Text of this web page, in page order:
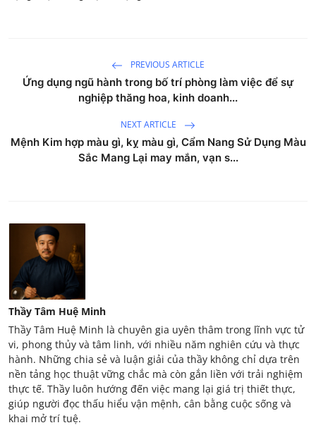
PREVIOUS ARTICLE
Ứng dụng ngũ hành trong bố trí phòng làm việc để sự
nghiệp thăng hoa, kinh doanh...
NEXT ARTICLE
Mệnh Kim hợp màu gì, kỵ màu gì, Cẩm Nang Sử Dụng Màu
Sắc Mang Lại may mắn, vạn s...
Thầy Tâm Huệ Minh
Thầy Tâm Huệ Minh là chuyên gia uyên thâm trong lĩnh vực tử
vi, phong thủy và tâm linh, với nhiều năm nghiên cứu và thực
hành. Những chia sẻ và luận giải của thầy không chỉ dựa trên
nền tảng học thuật vững chắc mà còn gắn liền với trải nghiệm
thực tế. Thầy luôn hướng đến việc mang lại giá trị thiết thực,
giúp người đọc thấu hiểu vận mệnh, cân bằng cuộc sống và
khai mở trí tuệ.